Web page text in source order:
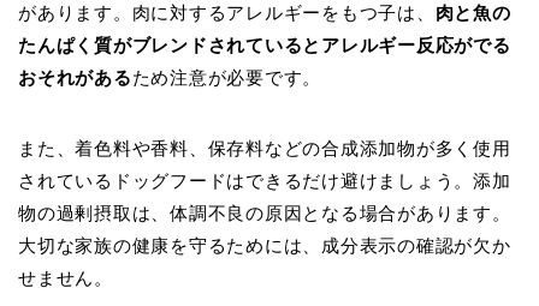
があります。肉に対するアレルギーをもつ子は、 肉と魚の
たんぱく質がブレンドされているとアレルギー反応がでる
おそれがあるため注意が必要です。
また、着色料や香料、保存料などの合成添加物が多く使用
されているドッグフードはできるだけ避けましょう。添加
物の過剰摂取は、体調不良の原因となる場合があります。
大切な家族の健康を守るためには、成分表示の確認が欠か
せません。